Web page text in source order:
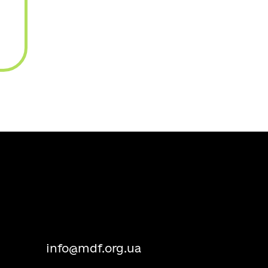
info@mdf.org.ua